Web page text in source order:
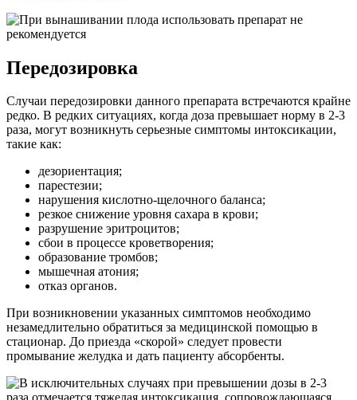
Передозировка
Случаи передозировки данного препарата встречаются крайне
редко. В редких ситуациях, когда доза превышает норму в 2-3
раза, могут возникнуть серьезные симптомы интоксикации,
такие как:
дезориентация;
парестезии;
нарушения кислотно-щелочного баланса;
резкое снижение уровня сахара в крови;
разрушение эритроцитов;
сбои в процессе кроветворения;
образование тромбов;
мышечная атония;
отказ органов.
При возникновении указанных симптомов необходимо
незамедлительно обратиться за медицинской помощью в
стационар. До приезда «скорой» следует провести
промывание желудка и дать пациенту абсорбенты.